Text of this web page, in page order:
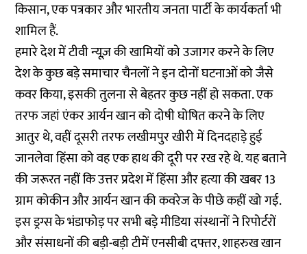
किसान, एक पत्रकार और भारतीय जनता पार्टी के कार्यकर्ता भी
शामिल हैं.
हमारे देश में टीवी न्यूज़ की खामियों को उजागर करने के लिए
देश के कुछ बड़े समाचार चैनलों ने इन दोनों घटनाओं को जैसे
कवर किया, इसकी तुलना से बेहतर कुछ नहीं हो सकता. एक
तरफ जहां एंकर आर्यन खान को दोषी घोषित करने के लिए
आतुर थे, वहीं दूसरी तरफ लखीमपुर खीरी में दिनदहाड़े हुई
जानलेवा हिंसा को वह एक हाथ की दूरी पर रख रहे थे. यह बताने
की जरूरत नहीं कि उत्तर प्रदेश में हिंसा और हत्या की खबर 13
ग्राम कोकीन और आर्यन खान की कवरेज के पीछे कहीं खो गई.
इस ड्रग्स के भंडाफोड़ पर सभी बड़े मीडिया संस्थानों ने रिपोर्टरों
और संसाधनों की बड़ी-बड़ी टीमें एनसीबी दफ्तर, शाहरुख खान